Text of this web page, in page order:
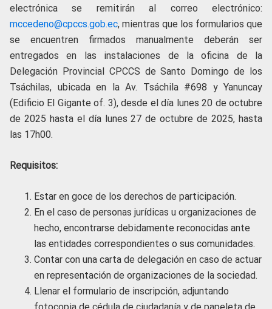
electrónica se remitirán al correo electrónico:
mccedeno@cpccs.gob.ec, mientras que los formularios que
se encuentren firmados manualmente deberán ser
entregados en las instalaciones de la oficina de la
Delegación Provincial CPCCS de Santo Domingo de los
Tsáchilas, ubicada en la Av. Tsáchila #698 y Yanuncay
(Edificio El Gigante of. 3), desde el día lunes 20 de octubre
de 2025 hasta el día lunes 27 de octubre de 2025, hasta
las 17h00.
Requisitos:
Estar en goce de los derechos de participación.
En el caso de personas jurídicas u organizaciones de
hecho, encontrarse debidamente reconocidas ante
las entidades correspondientes o sus comunidades.
Contar con una carta de delegación en caso de actuar
en representación de organizaciones de la sociedad.
Llenar el formulario de inscripción, adjuntando